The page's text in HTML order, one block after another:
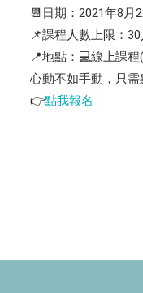
📆日期：2021年8月
📌課程人數上限：
📍地點：💻線上課
心動不如手動，只
👉點我報名